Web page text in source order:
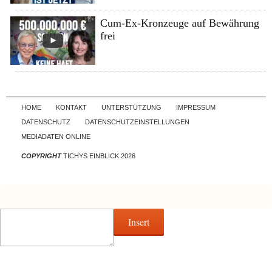
Cum-Ex-Kronzeuge auf Bewährung
frei
Skip to content
HOME KONTAKT UNTERSTÜTZUNG
IMPRESSUM
DATENSCHUTZ
DATENSCHUTZEINSTELLUNGEN
MEDIADATEN ONLINE
COPYRIGHTTICHYS EINBLICK 2026
Insert